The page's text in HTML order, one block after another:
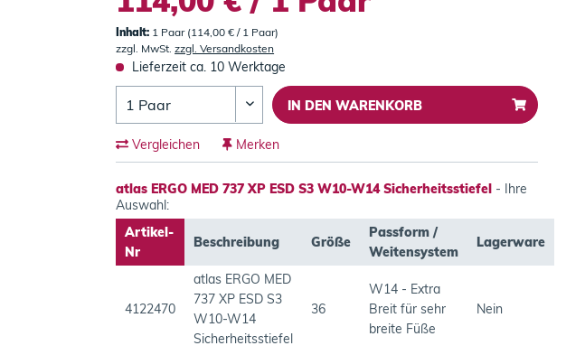
Inhalt: 1 Paar (114,00 € / 1 Paar)
zzgl. MwSt.zzgl. Versandkosten
Lieferzeit ca. 10 Werktage
IN DEN WARENKORB
Vergleichen Merken
atlas ERGO MED 737 XP ESD S3 W10-W14 Sicherheitsstiefel - Ihre
Auswahl:
Artikel-
Nr
Beschreibung Größe
Passform /
Weitensystem
Lagerware
4122470
atlas ERGO MED
737 XP ESD S3
W10-W14
Sicherheitsstiefel
36
W14 - Extra
Breit für sehr
breite Füße
Nein